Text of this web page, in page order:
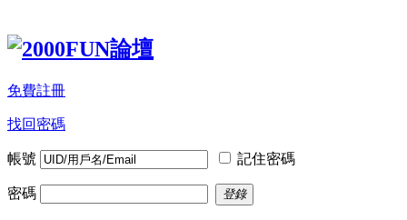
免費註冊
找回密碼
帳號 記住密碼
密碼 登錄